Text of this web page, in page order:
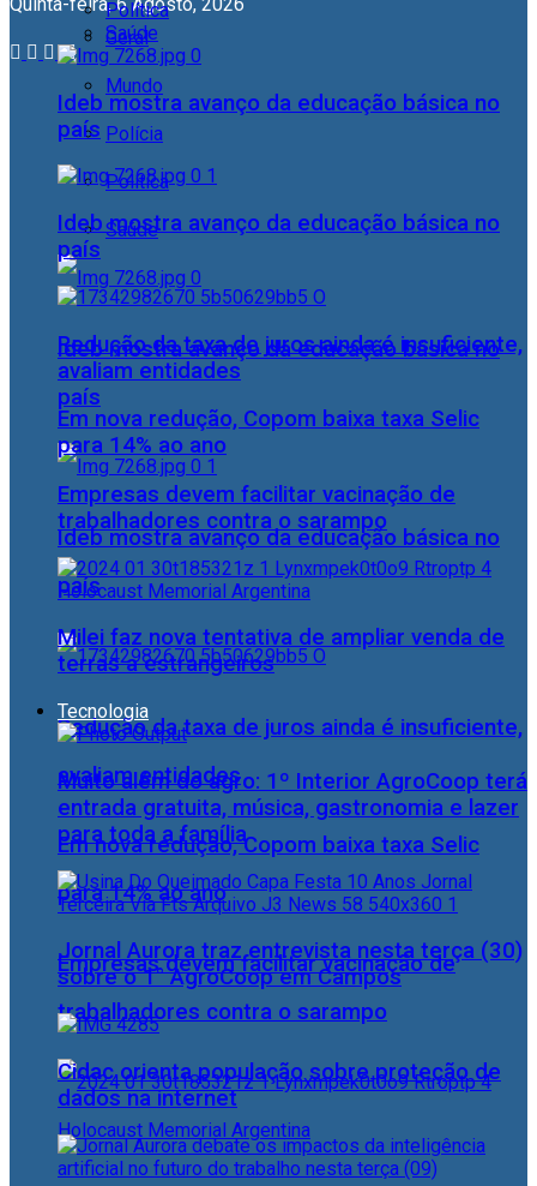
Geral
Mundo
Polícia
Política
Saúde
Ideb mostra avanço da educação básica no
país
Ideb mostra avanço da educação básica no
país
Redução da taxa de juros ainda é insuficiente,
avaliam entidades
Em nova redução, Copom baixa taxa Selic
para 14% ao ano
Empresas devem facilitar vacinação de
trabalhadores contra o sarampo
Política
Saúde
Ideb mostra avanço da educação básica no
país
Ideb mostra avanço da educação básica no
país
Redução da taxa de juros ainda é insuficiente,
avaliam entidades
Em nova redução, Copom baixa taxa Selic
para 14% ao ano
Empresas devem facilitar vacinação de
trabalhadores contra o sarampo
Milei faz nova tentativa de ampliar venda de
terras a estrangeiros
Tecnologia
Muito além do agro: 1º Interior AgroCoop terá
entrada gratuita, música, gastronomia e lazer
para toda a família
Jornal Aurora traz entrevista nesta terça (30)
sobre o 1° AgroCoop em Campos
Cidac orienta população sobre proteção de
dados na internet